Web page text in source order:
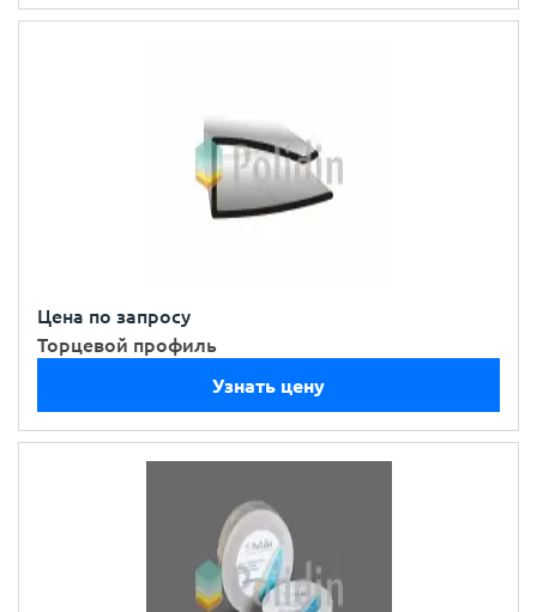
Цена по запросу
Торцевой профиль
Узнать цену